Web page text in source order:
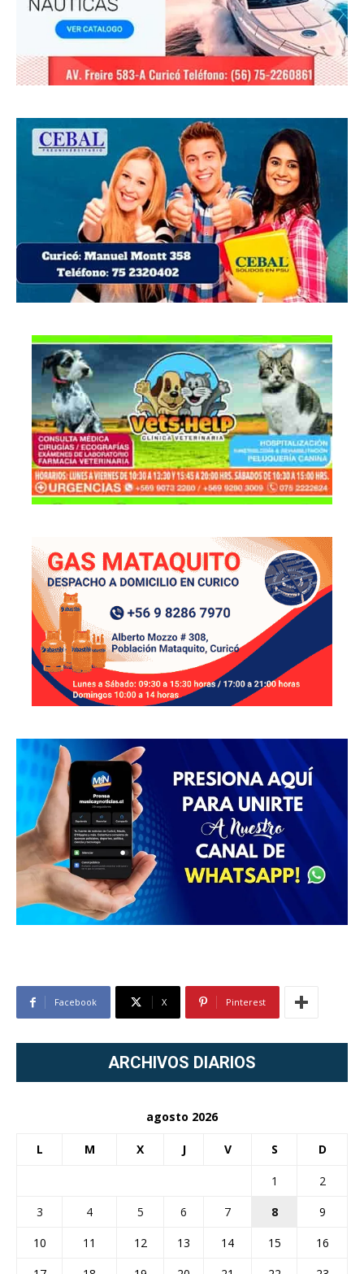
Facebook X Pinterest
ARCHIVOS DIARIOS
agosto 2026
L M X J V S D
1
2
3
4 5 6 7 8
9
10
11 12 13 14 15
16